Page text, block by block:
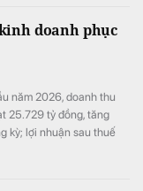
doanh phục
năm 2026, doanh thu
25.729 tỷ đồng, tăng
kỳ; lợi nhuận sau thuế